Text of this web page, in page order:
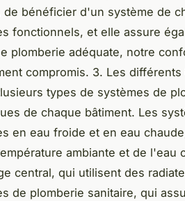
de bénéficier d'un système de
fonctionnels, et elle assure
plomberie adéquate, notre
compromis. 3. Les
types de systèmes de
de chaque bâtiment. Les
en eau froide et en eau
ambiante et de l'eau
central, qui utilisent des
de plomberie sanitaire, qui